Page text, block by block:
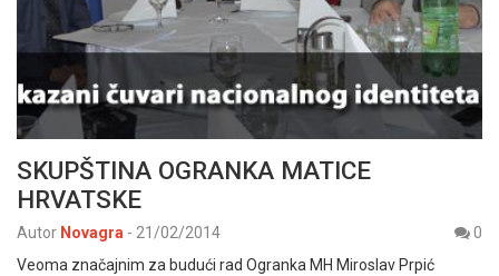
SKUPŠTINA OGRANKA MATICE
HRVATSKE
Autor Novagra - 21/02/2014
0
Veoma značajnim za budući rad Ogranka MH Miroslav Prpić